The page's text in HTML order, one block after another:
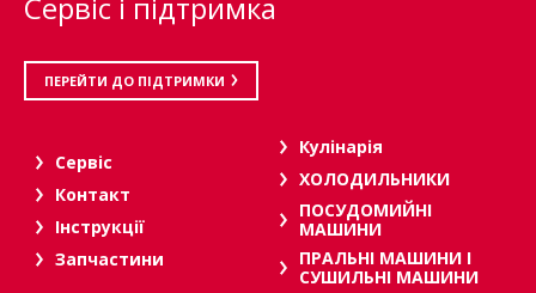
ПЕРЕЙТИ ДО ПІДТРИМКИ
Сервіс
Контакт
Інструкції
Запчастини
Кулінарія
ХОЛОДИЛЬНИКИ
ПОСУДОМИЙНІ
МАШИНИ
ПРАЛЬНІ МАШИНИ І
СУШИЛЬНІ МАШИНИ